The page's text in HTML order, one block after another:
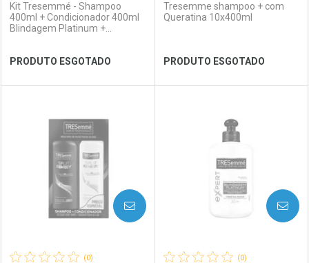
Ver Desconto Convênio Ver Desconto Convênio
Kit Tresemmé - Shampoo
400ml + Condicionador 400ml
Blindagem Platinum +
PRODUTO ESGOTADO
Laboratório
Por Menos
Tresemme shampoo + com
Queratina 10x400ml
PRODUTO ESGOTADO
Laboratório
Por Menos
(0)
AVISE-ME
(0)
AVISE-ME